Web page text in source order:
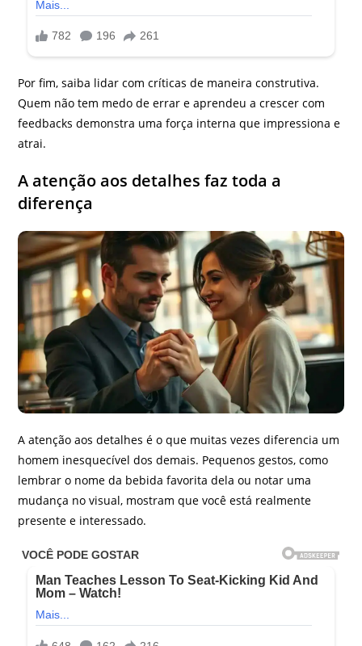
Por fim, saiba lidar com críticas de maneira construtiva.
Quem não tem medo de errar e aprendeu a crescer com
feedbacks demonstra uma força interna que impressiona e
atrai.
A atenção aos detalhes faz toda a
diferença
A atenção aos detalhes é o que muitas vezes diferencia um
homem inesquecível dos demais. Pequenos gestos, como
lembrar o nome da bebida favorita dela ou notar uma
mudança no visual, mostram que você está realmente
presente e interessado.